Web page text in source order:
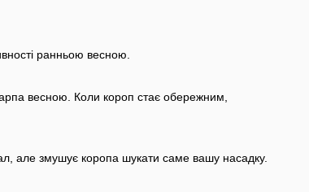
ранньою весною.
весною. Коли короп стає обережним,
але змушує коропа шукати саме вашу насадку.